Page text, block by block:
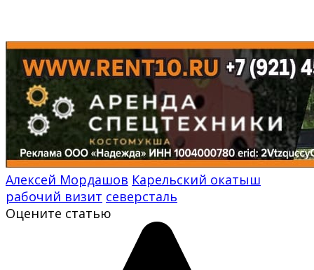
Алексей Мордашов Карельский окатыш
рабочий визит северсталь
Оцените статью